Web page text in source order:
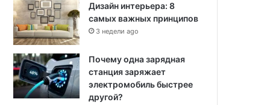
Дизайн интерьера: 8
самых важных принципов
3 недели ago
Почему одна зарядная
станция заряжает
электромобиль быстрее
другой?